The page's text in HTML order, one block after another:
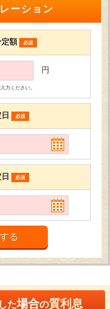
ーション
定額 必須
円
力ください。
必須
必須
た場合の質利息